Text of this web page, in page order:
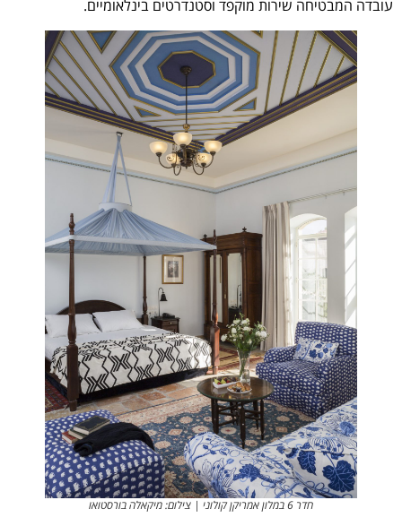
עובדה המבטיחה שירות מוקפד וסטנדרטים בינלאומיים.
חדר 6 במלון אמריקן קולוני | צילום: מיקאלה בורסטואו